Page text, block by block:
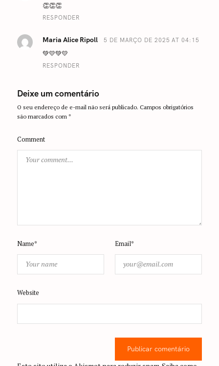
👏👏👏
RESPONDER
Maria Alice Ripoll 5 DE MARÇO DE 2025 AT 04:15
💚💛💚💛
RESPONDER
Deixe um comentário
O seu endereço de e-mail não será publicado. Campos obrigatórios
são marcados com*
Comment
Name* Email*
Website
Publicar comentário